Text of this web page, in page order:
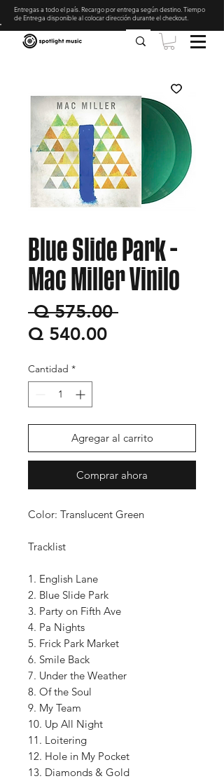
Entregas a todo el país. Recargo por entrega según destino. Tiempo
de Entrega disponible al colocar dirección durante el checkout
Blue Slide Park -
Mac Miller Vinilo
Q 575.00 Precio
Q 540.00Precio
Cantidad *
Agregar al carrito
Comprar ahora
Color: Translucent Green
Tracklist
1. English Lane
2. Blue Slide Park
3. Party on Fifth Ave
4. Pa Nights
5. Frick Park Market
6. Smile Back
7. Under the Weather
8. Of the Soul
9. My Team
10. Up All Night
11. Loitering
12. Hole in My Pocket
13. Diamonds & Gold